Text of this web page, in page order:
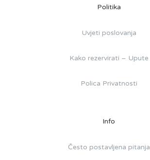
Politika
Uvjeti poslovanja
Kako rezervirati – Upute
Polica Privatnosti
Info
Često postavljena pitanja